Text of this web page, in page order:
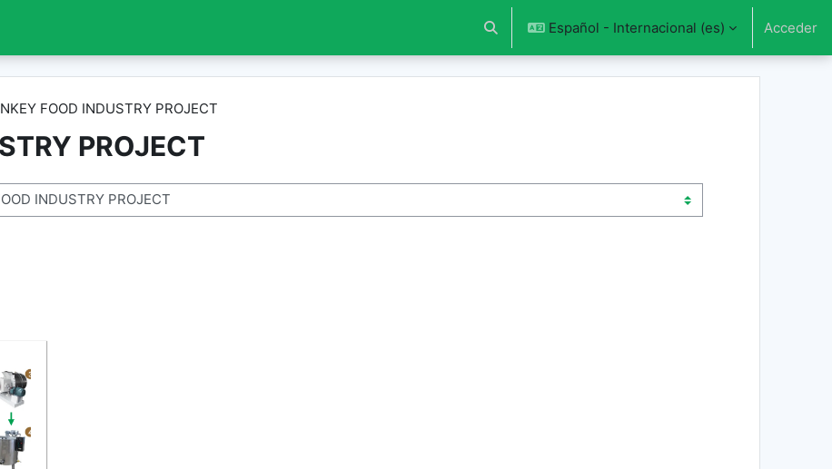
Selector de búsqueda de entrada
Español - Internacional ‎(es)‎ Acceder
FOOD INDUSTRY PROJECT
PROJECT
cursos